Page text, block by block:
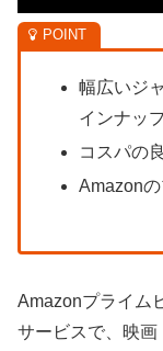
幅広いジ
インナッ
コスパの
Amazon
Amazonプライム
サービスで、映